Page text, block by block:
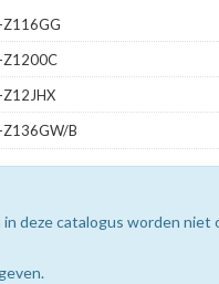
Z116GG
Z1200C
Z136GW/B
deze catalogus worden